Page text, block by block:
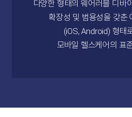
다양한 형태의 웨어러블 디바
확장성 및 범용성을 갖춘
(iOS, Android) 형태
모바일 헬스케어의 표